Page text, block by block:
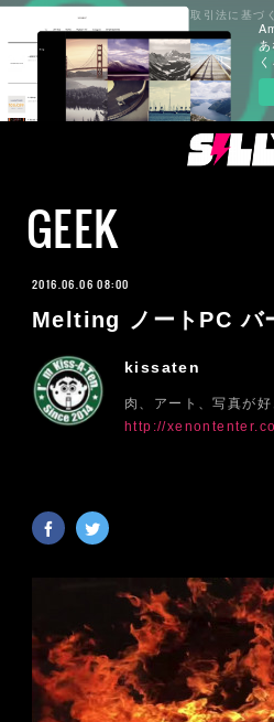
あ
GEEK
2016.06.06 08:00
Melting ノートPC バ
kissaten
肉、アート、写真が好
http://
プライバシーポリシー 特定商取引法に基づ